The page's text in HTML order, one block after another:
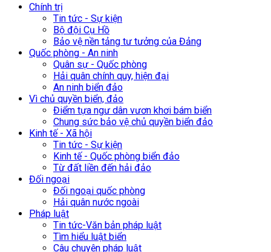
Chính trị
Tin tức - Sự kiện
Bộ đội Cụ Hồ
Bảo vệ nền tảng tư tưởng của Đảng
Quốc phòng - An ninh
Quân sự - Quốc phòng
Hải quân chính quy, hiện đại
An ninh biển đảo
Vì chủ quyền biển, đảo
Điểm tựa ngư dân vươn khơi bám biển
Chung sức bảo vệ chủ quyền biển đảo
Kinh tế - Xã hội
Tin tức - Sự kiện
Kinh tế - Quốc phòng biển đảo
Từ đất liền đến hải đảo
Đối ngoại
Đối ngoại quốc phòng
Hải quân nước ngoài
Pháp luật
Tin tức-Văn bản pháp luật
Tìm hiểu luật biển
Câu chuyện pháp luật